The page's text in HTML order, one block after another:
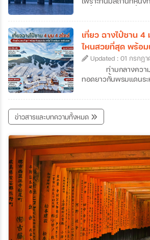
แต่ถ้าหากได้ลองได้หยุ
สัมผัสแลนด์มาร์คสำคั
รับรองได้ว่าจะตกหลุมรั
เมืองนี้กันอย่างถอนตัว
รวบรวมข้อมูลเที่ยวจูไ
สต์ 7 พิกัดห้ามพลาดที่
ติกแห่งนี้มาฝากกันค่ะ
ทั้งเกาะกลายเป็นสีขา
ส่องประกายระยิบระยับ
ทิวทัศน์สุดอัศจรรย์ที่งด
จากภาพวาดพู่กันจีนซ่
คือเกาะวูซง (Wusong)
แม่น้ำซงฮวา
(Jilin City) ในประเท
เดินทางที่เต็มไปด้วย
ถิ่น การวางแผนมาเที่ย
ปรากฏการณ์อันน่าอัศจ
ครั้ง คือรางวัลชีวิตที่คุ้ม
แน่นอนค่ะ ว่าแล้วก็อย่า
รวบรวม ข้อมูลเที่ยวเก
หนึ่งในสี่สิ่งมหัศจรรย์
ของจีนมาให้แล้วค่ะ
เที่ยว ฉางไป๋ซาน
ไหนสวยที่สุด พร้อม
ใต้ ตะวันตก ตะวันอ
Updated : 01 กรกฎ
ท่ามกลางความ
ทอดยาวกั้นพรมแดนระ
ทัวร์จีนจี๋หลินที่สามาร
มหัศจรรย์ของธรรมชา
แห่งนี้ไม่ได้มีเพียงแค่ภูเ
หนาว แต่ยังซ่อนเร้นคว
สีน้ำเงินเข้มบนปากปล่
รวมถึงผืนป่าดึกดำบร
ฤดูกาลอย่างน่าอัศจรร
พาทุกท่านมาทัวร์ฉางไ
ทุกมุม พร้อมข้อมูลเที่ย
ไม่ว่าจะเป็นความงาม
สถานที่เที่ยวฉางไป๋ซาน
ช่วยให้สามารถวางแผ
อย่างสมบูรณ์แบบที่สุด
แล้วมาร่วมเดินทางไป
แห่งนี้กันค่ะ
ข่าวสารและบทความทั้งหมด